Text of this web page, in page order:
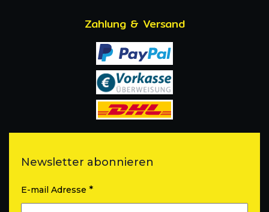
Zahlung & Versand
Newsletter abonnieren
E-mail Adresse *